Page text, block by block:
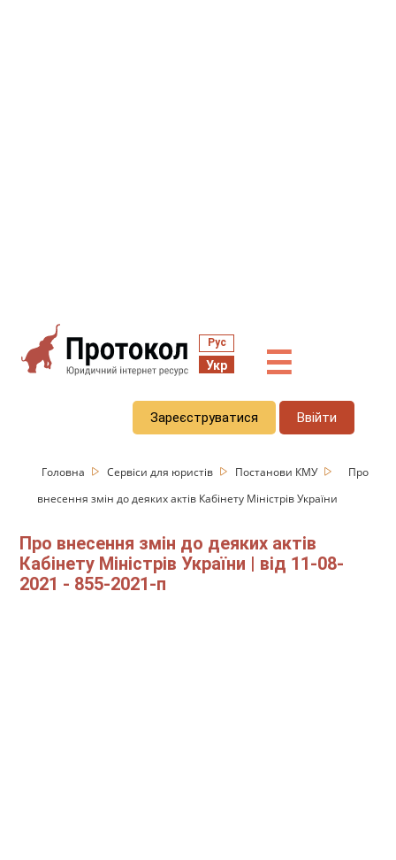
Рус
Укр ☰
Зареєструватися Ввійти
Головна Сервіси для юристів Постанови КМУ
Про
внесення змін до деяких актів Кабінету Міністрів України
Про внесення змін до деяких актів
Кабінету Міністрів України | від 11-08-
2021 - 855-2021-п